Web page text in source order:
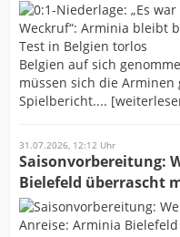
Belgien auf sich
müssen sich die Arminen
Spielbericht....
31.07.2026, 12:12 Uhr
Saisonvorbereitung:
Bielefeld überrascht